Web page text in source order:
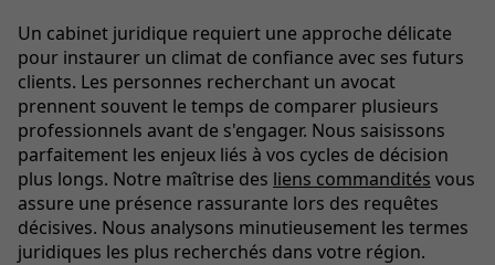
Un cabinet juridique requiert une approche délicate
pour instaurer un climat de confiance avec ses futurs
clients. Les personnes recherchant un avocat
prennent souvent le temps de comparer plusieurs
professionnels avant de s'engager. Nous saisissons
parfaitement les enjeux liés à vos cycles de décision
plus longs. Notre maîtrise des liens commandités vous
assure une présence rassurante lors des requêtes
décisives. Nous analysons minutieusement les termes
juridiques les plus recherchés dans votre région.